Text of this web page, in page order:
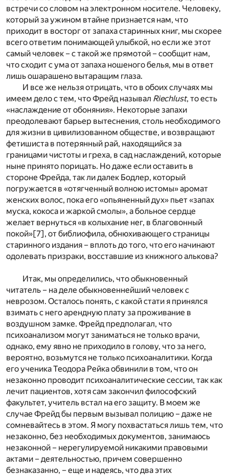
встречи со словом на электронном носителе. Человеку,
который за ужином втайне признается нам, что
приходит в восторг от запаха старинных книг, мы скорее
всего ответим понимающей улыбкой, но если же этот
самый человек – с такой же прямотой – сообщит нам,
что сходит с ума от запаха ношеного белья, мы в ответ
лишь ошарашено вытаращим глаза.
И все же нельзя отрицать, что в обоих случаях мы
имеем дело с тем, что Фрейд называл Riechlust, то есть
«наслаждение от обоняния». Некоторые запахи
преодолевают барьер вытеснения, столь необходимого
для жизни в цивилизованном обществе, и возвращают
фетишиста в потерянный рай, находящийся за
границами чистоты и греха, в сад наслаждений, которые
ныне принято порицать. Но даже если оставить в
стороне Фрейда, так ли далек Бодлер, который
погружается в «отягченный волною истомы» аромат
женских волос, пока его «опьяненный дух» пьет «запах
муска, кокоса и жаркой смолы», а больное сердце
желает вернуться «в колыхание нег, в благовонный
покой»[7], от библиофила, обнюхивающего страницы
старинного издания – вплоть до того, что его начинают
одолевать призраки, восставшие из книжного алькова?
Итак, мы определились, что обыкновенный
читатель – на деле обыкновеннейший человек с
неврозом. Осталось понять, с какой стати я принялся
взимать с него арендную плату за проживание в
воздушном замке. Фрейд предполагал, что
психоанализом могут заниматься не только врачи,
однако, ему явно не приходило в голову, что за него,
вероятно, возьмутся не только психоаналитики. Когда
его ученика Теодора Рейка обвинили в том, что он
незаконно проводит психоаналитические сессии, так как
лечит пациентов, хотя сам закончил философский
факультет, учитель встал на его защиту. В моем же
случае Фрейд бы первым вызывал полицию – даже не
сомневайтесь в этом. Я могу похвастаться лишь тем, что
незаконно, без необходимых документов, занимаюсь
незаконной – нерегулируемой никакими правовыми
актами – деятельностью, причем совершенно
безнаказанно, – еще и надеясь, что два этих